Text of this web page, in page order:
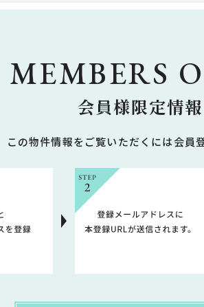
MEMBERS
会員様限定情報
この物件情報をご覧いただくには会員